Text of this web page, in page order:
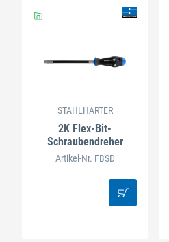
STAHLHÄRTER
2K Flex-Bit-
Schraubendreher
Artikel-Nr. FBSD